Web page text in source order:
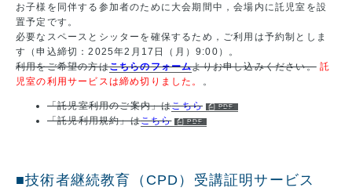
お子様を同伴する参加者のために大会期間中，会場内に託児室を設
置予定です。
必要なスペースとシッターを確保するため，ご利用は予約制としま
す（申込締切：2025年2月17日（月）9:00）。
利用をご希望の方はこちらのフォームよりお申し込みください。 託
児室の利用サービスは締め切りました。
。
「託児室利用のご案内」はこちら
「託児利用規約」はこちら
■技術者継続教育（CPD）受講証明サービス